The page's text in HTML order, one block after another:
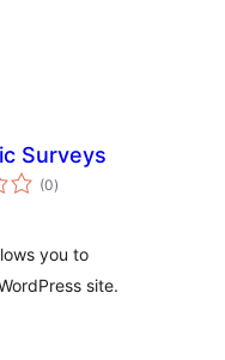
Surveys
(0कुल
दर)
you to
site.